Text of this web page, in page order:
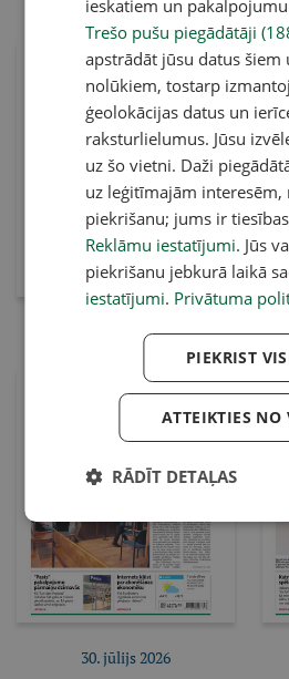
Pirkt e-izdevumu
Pirkt abonementu
6. augusts 2026
Pirkt e-izdevumu
Pirkt abonementu
4. augusts 2026
30. jūlijs 2026
ieskatiem un
Trešo pušu piegādātāji
apstrādāt jūsu datus šiem
nolūkiem, tostarp
ģeolokācijas datus un
raksturlielumus. Jūsu
uz šo vietni. Daži
uz leģitīmajām interesēm,
piekrišanu; jums ir
Reklāmu iestatījumi. Jūs
piekrišanu jebkurā laikā
iestatījumi. Privātuma
PIEKRIST
ATTEIKTIES NO
RĀDĪT DETAĻAS